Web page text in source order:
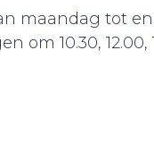
maandag tot en
om 10.30, 12.00,